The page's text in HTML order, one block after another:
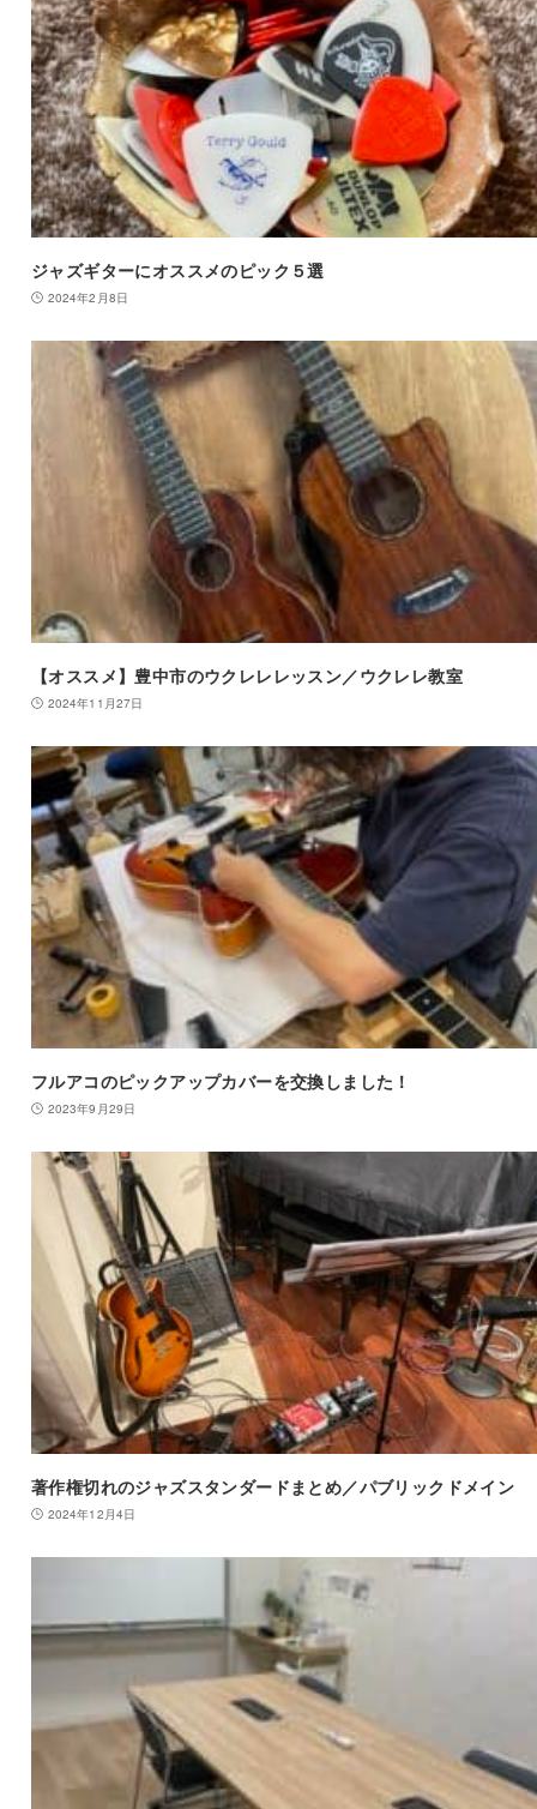
ジャズギターにオススメのピック５選
2024年2月8日
【オススメ】豊中市のウクレレレッスン／ウクレレ教室
2024年11月27日
フルアコのピックアップカバーを交換しました！
2023年9月29日
著作権切れのジャズスタンダードまとめ／パブリックドメイン
2024年12月4日